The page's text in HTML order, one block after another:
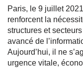
Paris, le 9 juillet
renforcent la
structures et
avancé de
Aujourd’hui, il ne
urgence vitale,